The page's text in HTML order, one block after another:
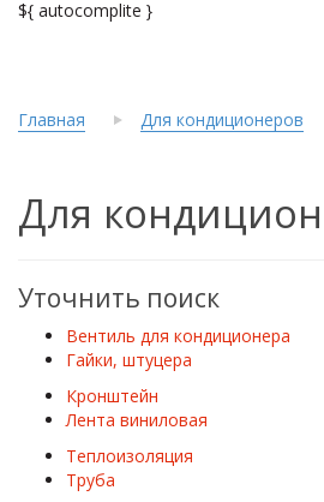
${ autocomplite }
Главная Для кондиционеров
Для
Уточнить поиск
Вентиль для кондиционера
Гайки, штуцера
Кронштейн
Лента виниловая
Теплоизоляция
Труба